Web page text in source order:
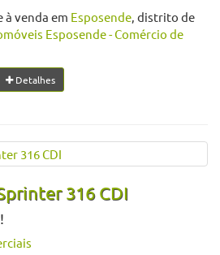
à venda em Esposende, distrito de
Esposende - Comércio de
Detalhes
316 CDI